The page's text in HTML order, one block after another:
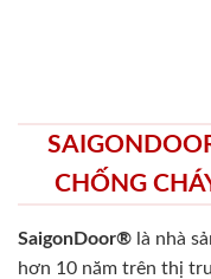
CHỐNG
SaigonDoor® là nhà
hơn 10 năm trên thị